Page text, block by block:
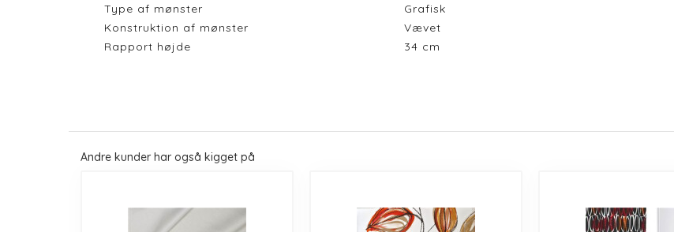
Type af mønster
Grafisk
Konstruktion af mønster
Vævet
Rapport højde
34 cm
Andre kunder har også kigget på